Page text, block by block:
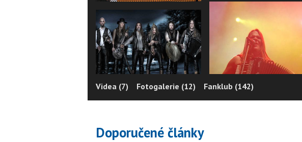
Videa (7) Fotogalerie (12) Fanklub (142)
Doporučené články